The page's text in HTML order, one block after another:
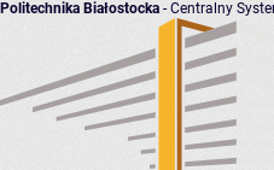
Politechnika Białostocka - Centralny